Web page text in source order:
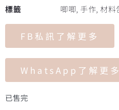
標籤
唧唧, 手作, 材料
FB私訊了解更多
WhatsApp了解更多
已售完